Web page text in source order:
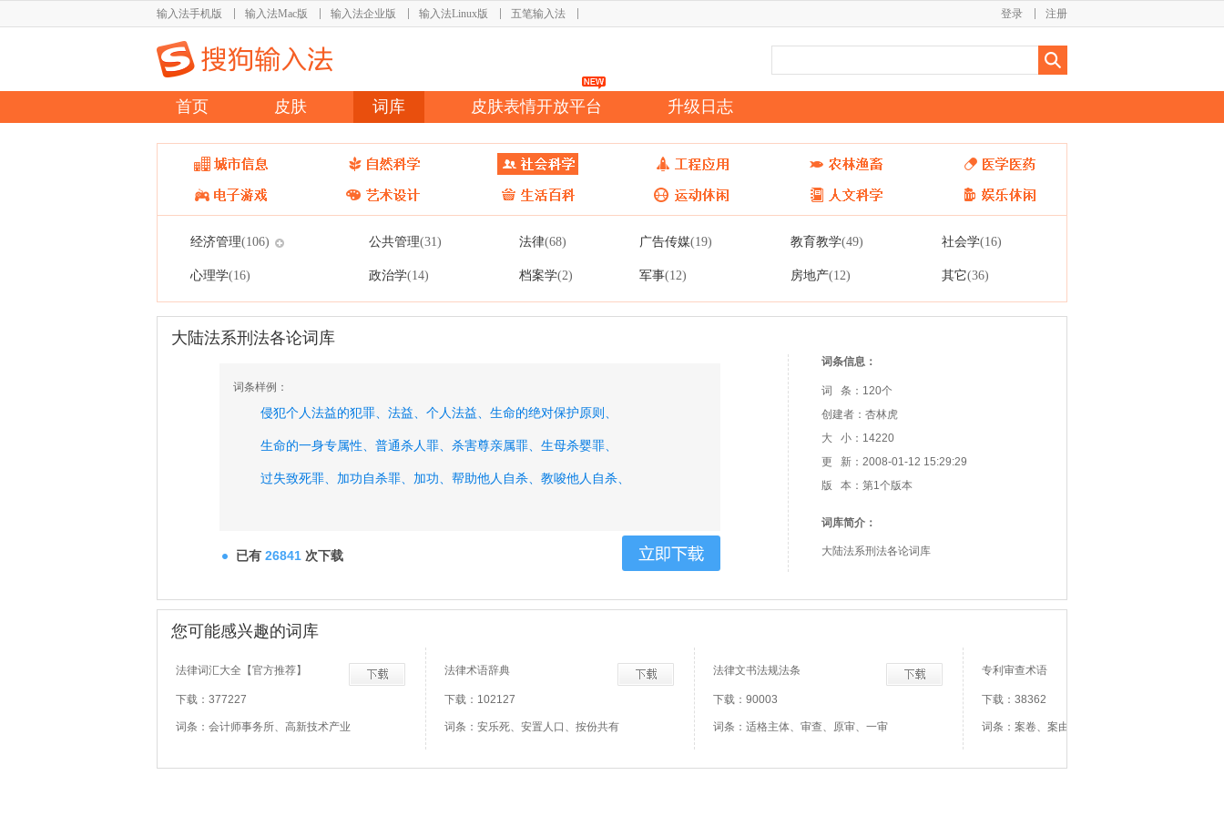
输入法手机版 输入法Mac版 输入法企业版 输入法Linux版 五笔输入法 注册
登录
首页 皮肤 词库 皮肤表情开放平台 升级日志
经济管理(106) 公共管理(31) 法律(68) 广告传媒(19) 教育教学(49) 社会学(16)
心理学(16) 政治学(14) 档案学(2) 军事(12) 房地产(12) 其它(36)
大陆法系刑法各论词库
词条样例：
侵犯个人法益的犯罪、 法益、 个人法益、 生命的绝对保护原则、
生命的一身专属性、 普通杀人罪、 杀害尊亲属罪、 生母杀婴罪、
过失致死罪、 加功自杀罪、 加功、 帮助他人自杀、 教唆他人自杀、
已有 26841 次下载
词条信息：
词 条：120个
创建者：杏林虎
大 小：14220
更 新：2008-01-12 15:29:29
版 本：第1个版本
词库简介：
大陆法系刑法各论词库
您可能感兴趣的词库
法律词汇大全【官方推荐】
下载：377227
词条：会计师事务所、高新技术产业
法律术语辞典
下载：102127
词条：安乐死、安置人口、按份共有
法律文书法规法条
下载：90003
词条：适格主体、审查、原审、一审
专利审查术语
下载：38362
词条：案卷、案由、巴黎公约、保护范围